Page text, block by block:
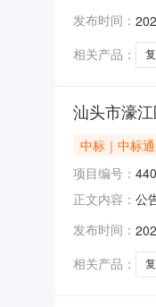
发布时间：
相关产品：
汕头市濠
中标｜中标
项目编号：
正文内容： 公
金
发布时间：
相关产品：